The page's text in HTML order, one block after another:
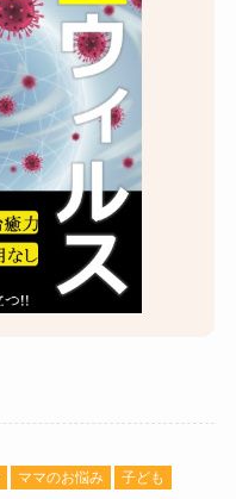
ママのお悩み
子ども